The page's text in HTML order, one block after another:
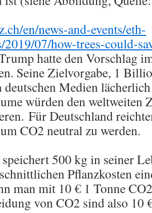
en/news-and-events/eth-
2019/07/how-trees-could-
hatte den Vorschlag
Seine Zielvorgabe, 1
Medien
würden den weltweiten
Für Deutschland
CO2 neutral zu werden.
500 kg in seiner
Pflanzkosten
man mit 10 € 1 Tonne
von CO2 sind also 10